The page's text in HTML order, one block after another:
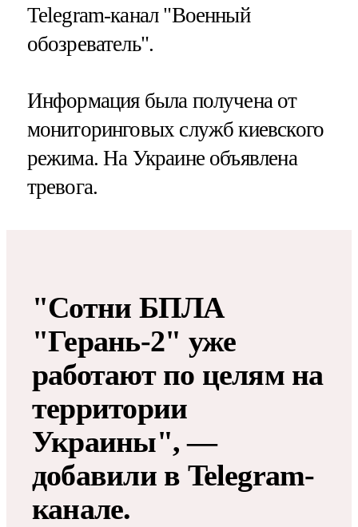
Telegram-канал "Военный
обозреватель".
Информация была получена от
мониторинговых служб киевского
режима. На Украине объявлена
тревога.
"Сотни БПЛА
"Герань-2" уже
работают по целям на
территории
Украины", —
добавили в Telegram-
канале.